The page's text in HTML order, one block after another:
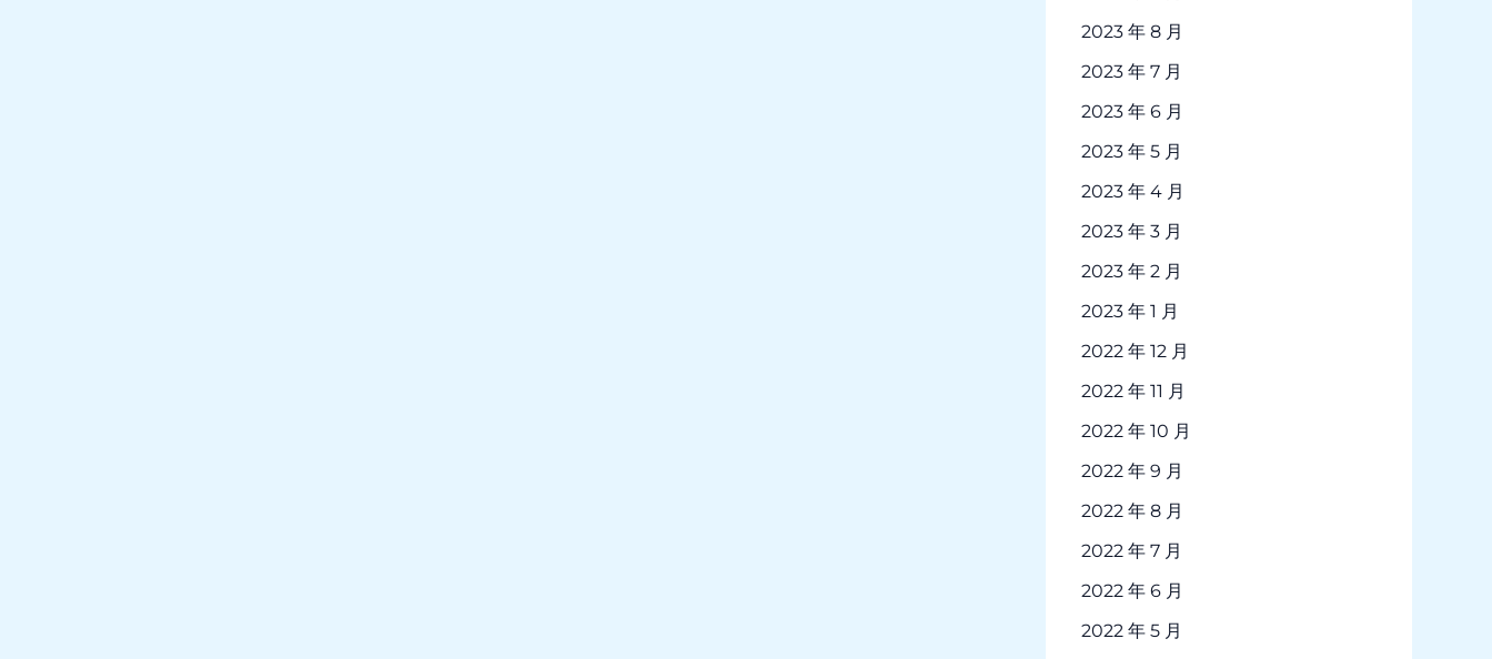
2023 年 8 月
2023 年 7 月
2023 年 6 月
2023 年 5 月
2023 年 4 月
2023 年 3 月
2023 年 2 月
2023 年 1 月
2022 年 12 月
2022 年 11 月
2022 年 10 月
2022 年 9 月
2022 年 8 月
2022 年 7 月
2022 年 6 月
2022 年 5 月